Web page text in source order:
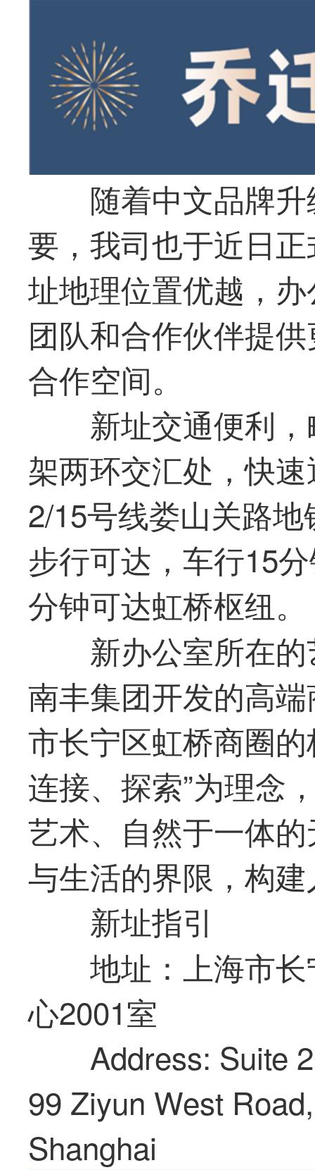
随着中文品牌
要，我司也于近日
址地理位置优越，
团队和合作伙伴提
合作空间。
新址交通便利
架两环交汇处，快
2/15号线娄山关路
步行可达，车行15
分钟可达虹桥枢纽。
新办公室所在
南丰集团开发的高
市长宁区虹桥商圈
连接、探索”为理念
艺术、自然于一体
与生活的界限，构
新址指引
地址：上海市
心2001室
Address: Suite
99 Ziyun West
Shanghai